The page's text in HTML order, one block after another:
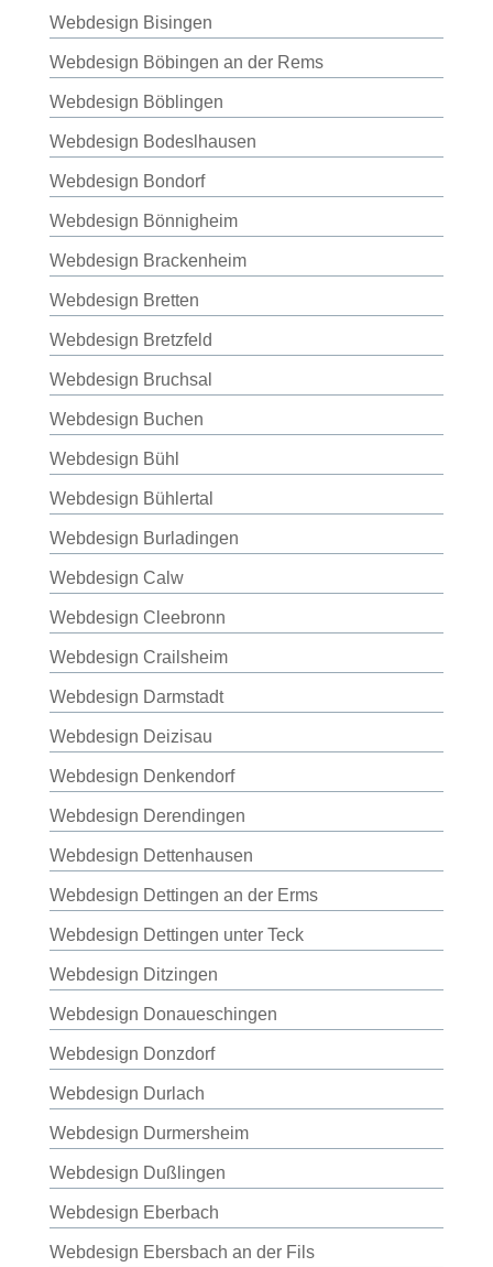
Webdesign Bisingen
Webdesign Böbingen an der Rems
Webdesign Böblingen
Webdesign Bodeslhausen
Webdesign Bondorf
Webdesign Bönnigheim
Webdesign Brackenheim
Webdesign Bretten
Webdesign Bretzfeld
Webdesign Bruchsal
Webdesign Buchen
Webdesign Bühl
Webdesign Bühlertal
Webdesign Burladingen
Webdesign Calw
Webdesign Cleebronn
Webdesign Crailsheim
Webdesign Darmstadt
Webdesign Deizisau
Webdesign Denkendorf
Webdesign Derendingen
Webdesign Dettenhausen
Webdesign Dettingen an der Erms
Webdesign Dettingen unter Teck
Webdesign Ditzingen
Webdesign Donaueschingen
Webdesign Donzdorf
Webdesign Durlach
Webdesign Durmersheim
Webdesign Dußlingen
Webdesign Eberbach
Webdesign Ebersbach an der Fils